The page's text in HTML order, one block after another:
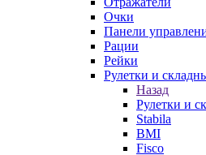
Очки
Панели
Рации
Рейки
Рулетки и
Назад
Рулетки и
Stabila
BMI
Fisco